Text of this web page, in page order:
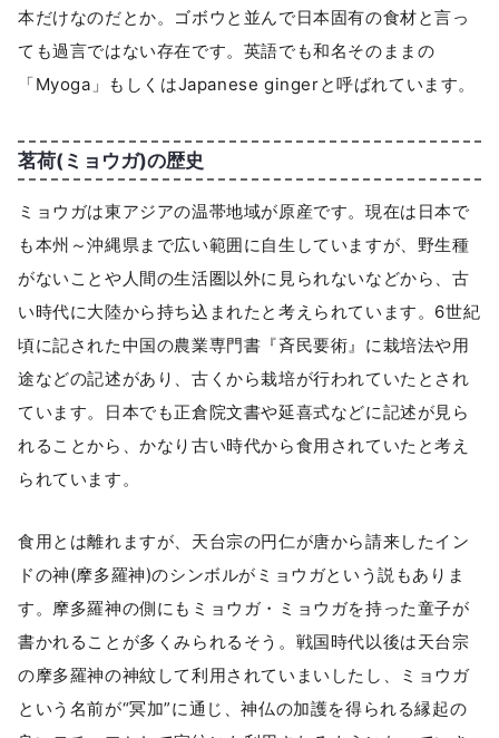
本だけなのだとか。ゴボウと並んで日本固有の食材と言っ
ても過言ではない存在です。英語でも和名そのままの
「Myoga」もしくはJapanese gingerと呼ばれています。
茗荷(ミョウガ)の歴史
ミョウガは東アジアの温帯地域が原産です。現在は日本で
も本州～沖縄県まで広い範囲に自生していますが、野生種
がないことや人間の生活圏以外に見られないなどから、古
い時代に大陸から持ち込まれたと考えられています。6世紀
頃に記された中国の農業専門書『斉民要術』に栽培法や用
途などの記述があり、古くから栽培が行われていたとされ
ています。日本でも正倉院文書や延喜式などに記述が見ら
れることから、かなり古い時代から食用されていたと考え
られています。
食用とは離れますが、天台宗の円仁が唐から請来したイン
ドの神(摩多羅神)のシンボルがミョウガという説もありま
す。摩多羅神の側にもミョウガ・ミョウガを持った童子が
書かれることが多くみられるそう。戦国時代以後は天台宗
の摩多羅神の神紋して利用されていまいしたし、ミョウガ
という名前が“冥加”に通じ、神仏の加護を得られる縁起の